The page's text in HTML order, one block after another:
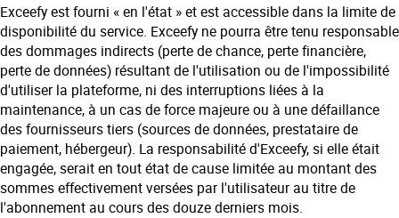
Exceefy est fourni « en l'état » et est accessible dans la limite de
disponibilité du service. Exceefy ne pourra être tenu responsable
des dommages indirects (perte de chance, perte financière,
perte de données) résultant de l'utilisation ou de l'impossibilité
d'utiliser la plateforme, ni des interruptions liées à la
maintenance, à un cas de force majeure ou à une défaillance
des fournisseurs tiers (sources de données, prestataire de
paiement, hébergeur). La responsabilité d'Exceefy, si elle était
engagée, serait en tout état de cause limitée au montant des
sommes effectivement versées par l'utilisateur au titre de
l'abonnement au cours des douze derniers mois.